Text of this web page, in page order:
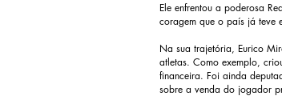
Ele enfrentou a poderosa
coragem que o país já teve
Na sua trajetória, Eurico
atletas. Como exemplo,
financeira. Foi ainda
sobre a venda do jogador